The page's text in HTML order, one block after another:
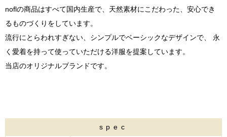
noflの商品はすべて国内生産で、天然素材にこだわった、安心でき
るものづくりをしています。
流行にとらわれすぎない、シンプルでベーシックなデザインで、 永
く愛着を持って使っていただける洋服を提案しています。
当店のオリジナルブランドです。
spec